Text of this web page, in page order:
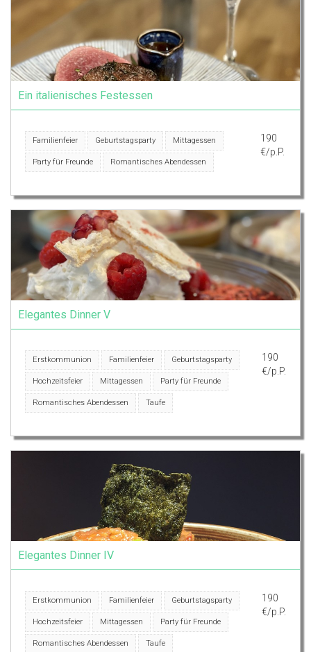
Ein italienisches Festessen
Familienfeier Geburtstagsparty Mittagessen
Party für Freunde Romantisches Abendessen
190
€/p.P.
Elegantes Dinner V
Erstkommunion Familienfeier Geburtstagsparty
Hochzeitsfeier Mittagessen Party für Freunde
Romantisches Abendessen Taufe
190
€/p.P.
Elegantes Dinner IV
Erstkommunion Familienfeier Geburtstagsparty
Hochzeitsfeier Mittagessen Party für Freunde
Romantisches Abendessen Taufe
190
€/p.P.